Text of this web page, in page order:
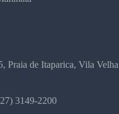
Praia de Itaparica, Vila
3149-2200